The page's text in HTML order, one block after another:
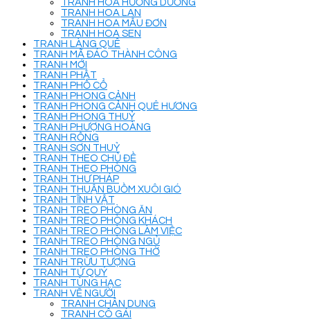
TRANH HOA HƯỚNG DƯƠNG
TRANH HOA LAN
TRANH HOA MẪU ĐƠN
TRANH HOA SEN
TRANH LÀNG QUÊ
TRANH MÃ ĐÁO THÀNH CÔNG
TRANH MỚI
TRANH PHẬT
TRANH PHỐ CỔ
TRANH PHONG CẢNH
TRANH PHONG CẢNH QUÊ HƯƠNG
TRANH PHONG THUỶ
TRANH PHƯỢNG HOÀNG
TRANH RỒNG
TRANH SƠN THUỶ
TRANH THEO CHỦ ĐỀ
TRANH THEO PHÒNG
TRANH THƯ PHÁP
TRANH THUẬN BUỒM XUÔI GIÓ
TRANH TĨNH VẬT
TRANH TREO PHÒNG ĂN
TRANH TREO PHÒNG KHÁCH
TRANH TREO PHÒNG LÀM VIỆC
TRANH TREO PHÒNG NGỦ
TRANH TREO PHÒNG THỜ
TRANH TRỪU TƯỢNG
TRANH TỨ QUÝ
TRANH TÙNG HẠC
TRANH VẼ NGƯỜI
TRANH CHÂN DUNG
TRANH CÔ GÁI